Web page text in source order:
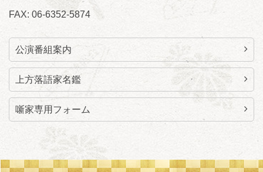
～仲入～桂咲之輔／林家染団治／キタノ大地
（マジック）／笑福亭松枝（※…配信はござ
★菟道亭 配信あり
FAX: 06-6352-5874
公演番組案内
上方落語家名鑑
噺家専用フォーム